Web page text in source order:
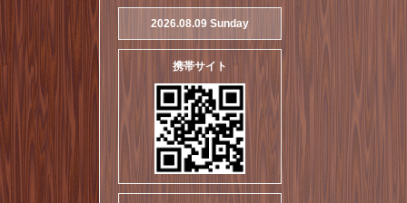
2026.08.09 Sunday
携帯サイト